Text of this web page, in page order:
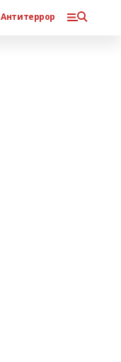
Антитеррор